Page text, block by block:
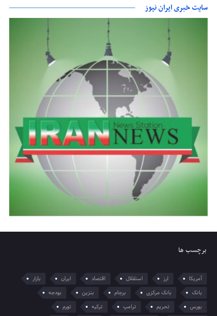
سایت خبری ایران نیوز
برچسب ها
آمریکا ارز استقلال اقتصاد ایران
بازار
بانک
بانک مرکزی برجام بنزین
بودجه
بورس
تحریم ترامپ ترکیه تورم